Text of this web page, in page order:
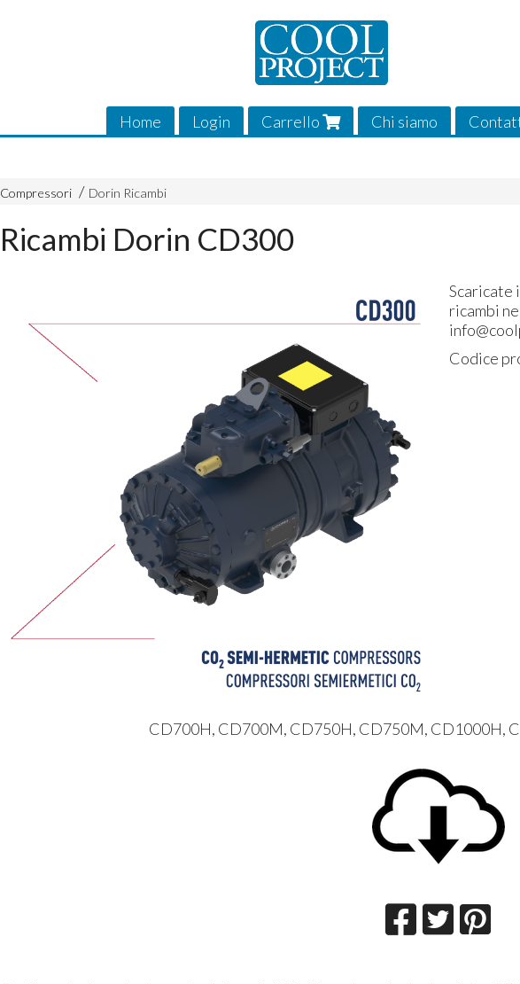
Home Login Carrello Chi siamo
Compressori Dorin Ricambi
Ricambi Dorin CD300
Scaricate
ricambi
Codice
CD700H, CD700M, CD750H, CD750M, CD1000H,